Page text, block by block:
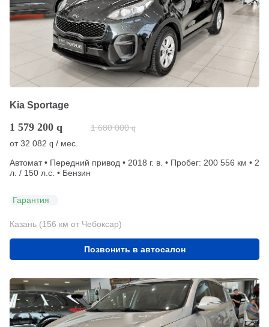
Kia Sportage
1 579 200 q 1 680 000 q
от32 082 q / мес.
Автомат • Передний привод • 2018 г. в. • Пробег: 200 556 км • 2
л. / 150 л.с. • Бензин
Гарантия
Казань (156 км от Чебоксар)
Позвонить в автосалон